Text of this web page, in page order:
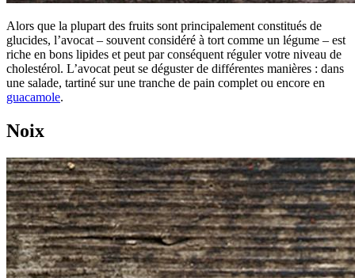
Alors que la plupart des fruits sont principalement constitués de
glucides, l’avocat – souvent considéré à tort comme un légume – est
riche en bons lipides et peut par conséquent réguler votre niveau de
cholestérol. L’avocat peut se déguster de différentes manières : dans
une salade, tartiné sur une tranche de pain complet ou encore en
guacamole.
Noix